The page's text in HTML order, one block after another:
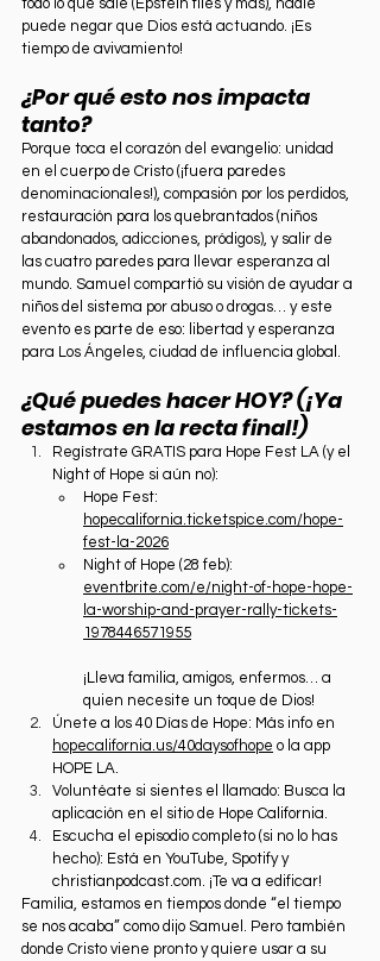
todo lo que sale (Epstein files y más), nadie
puede negar que Dios está actuando. ¡Es
tiempo de avivamiento!
¿Por qué esto nos impacta
tanto?
Porque toca el corazón del evangelio: unidad
en el cuerpo de Cristo (¡fuera paredes
denominacionales!), compasión por los perdidos,
restauración para los quebrantados (niños
abandonados, adicciones, pródigos), y salir de
las cuatro paredes para llevar esperanza al
mundo. Samuel compartió su visión de ayudar a
niños del sistema por abuso o drogas… y este
evento es parte de eso: libertad y esperanza
para Los Ángeles, ciudad de influencia global.
¿Qué puedes hacer HOY? (¡Ya
estamos en la recta final!)
Regístrate GRATIS para Hope Fest LA (y el
Night of Hope si aún no):
Hope Fest:
hopecalifornia.ticketspice.com/hope-
fest-la-2026
Night of Hope (28 feb):
eventbrite.com/e/night-of-hope-hope-
la-worship-and-prayer-rally-tickets-
1978446571955
¡Lleva familia, amigos, enfermos… a
quien necesite un toque de Dios!
Únete a los 40 Días de Hope: Más info en
hopecalifornia.us/40daysofhope o la app
HOPE LA.
Voluntéate si sientes el llamado: Busca la
aplicación en el sitio de Hope California.
Escucha el episodio completo (si no lo has
hecho): Está en YouTube, Spotify y
christianpodcast.com. ¡Te va a edificar!
Familia, estamos en tiempos donde “el tiempo
se nos acaba” como dijo Samuel. Pero también
donde Cristo viene pronto y quiere usar a su